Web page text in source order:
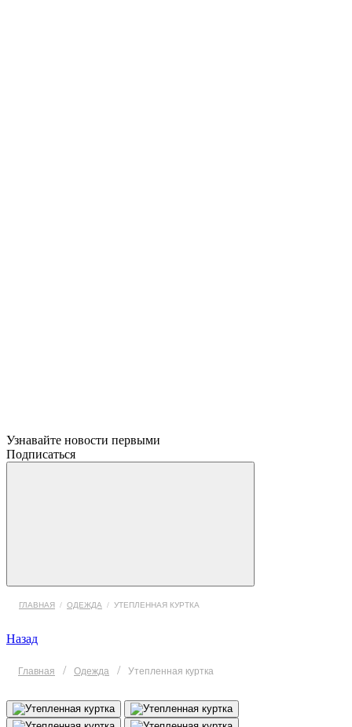
Узнавайте новости первыми
Подписаться
ГЛАВНАЯ / ОДЕЖДА / УТЕПЛЕННАЯ КУРТКА
Назад
Главная / Одежда / Утепленная куртка